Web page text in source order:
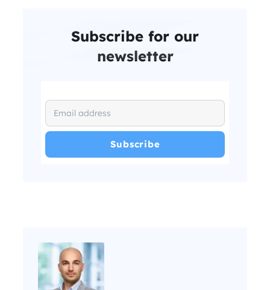
Subscribe for our
newsletter